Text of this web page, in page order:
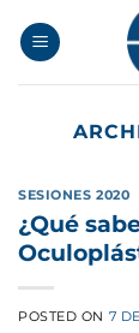
SESIONES 2020
¿Qué
POSTED ON 7